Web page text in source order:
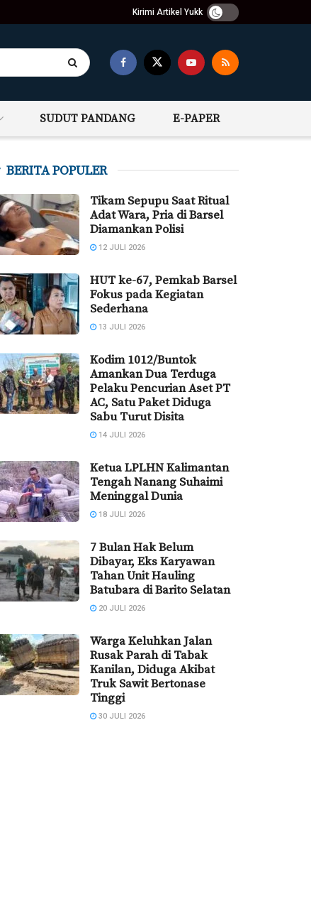
Kirimi Artikel Yukk
SUDUT PANDANG E-PAPER
BERITA POPULER
Tikam Sepupu Saat Ritual
Adat Wara, Pria di Barsel
Diamankan Polisi
12 JULI 2026
HUT ke-67, Pemkab Barsel
Fokus pada Kegiatan
Sederhana
13 JULI 2026
Kodim 1012/Buntok
Amankan Dua Terduga
Pelaku Pencurian Aset PT
AC, Satu Paket Diduga
Sabu Turut Disita
14 JULI 2026
Ketua LPLHN Kalimantan
Tengah Nanang Suhaimi
Meninggal Dunia
18 JULI 2026
7 Bulan Hak Belum
Dibayar, Eks Karyawan
Tahan Unit Hauling
Batubara di Barito Selatan
20 JULI 2026
Warga Keluhkan Jalan
Rusak Parah di Tabak
Kanilan, Diduga Akibat
Truk Sawit Bertonase
Tinggi
30 JULI 2026